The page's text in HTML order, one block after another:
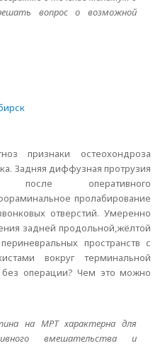
вопрос о возможной
признаки остеохондроза
Задняя диффузная протрузия
после оперативного
пролабирование
отверстий. Умеренно
задней продольной,жёлтой
пространств с
вокруг терминальной
операции? Чем это можно
на МРТ характерна для
вмешательства и